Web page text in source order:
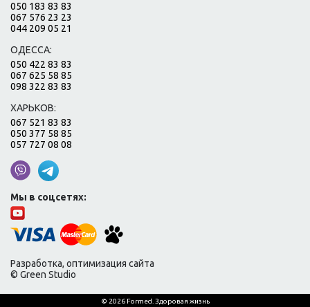
050 183 83 83
067 576 23 23
044 209 05 21
ОДЕССА:
050 422 83 83
067 625 58 85
098 322 83 83
ХАРЬКОВ:
067 521 83 83
050 377 58 85
057 727 08 08
Мы в соцсетях:
Разработка, оптимизация сайта
© Green Studio
© 2026 Formed. Здоровая жизнь